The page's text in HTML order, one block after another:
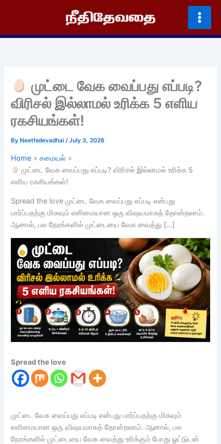
முட்டை வேக வைப்பது எப்படி?
விரிசல் இல்லாமல் உரிக்க 5 எளிய
ரகசியங்கள்!
ByNeethidevadhai/July 3, 2026
Home
சமையல்
முட்டை வேக வைப்பது எப்படி? விரிசல் இல்லாமல் உரிக்க 5
எளிய ரகசியங்கள்!
Spread the love முட்டை வேக வைப்பது எப்படி என்பது
பார்ப்பதற்கு மிகவும் எளிமையான ஒரு விஷயமாகத் தோன்றலாம்.
ஆனால், பல நேரங்களில் முட்டையை வேக வைத்து […]
Spread the love
முட்டை வேக வைப்பது எப்படி என்பது பார்ப்பதற்கு மிகவும்
எளிமையான ஒரு விஷயமாகத் தோன்றலாம். ஆனால், பல
நேரங்களில் முட்டையை வேக வைத்து உரிக்கும் போது ஓட்டுடன்